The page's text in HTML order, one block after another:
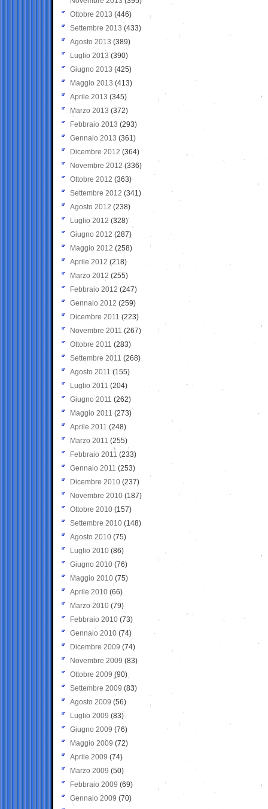
Ottobre 2013 (446)
Settembre 2013 (433)
Agosto 2013 (389)
Luglio 2013 (390)
Giugno 2013 (425)
Maggio 2013 (413)
Aprile 2013 (345)
Marzo 2013 (372)
Febbraio 2013 (293)
Gennaio 2013 (361)
Dicembre 2012 (364)
Novembre 2012 (336)
Ottobre 2012 (363)
Settembre 2012 (341)
Agosto 2012 (238)
Luglio 2012 (328)
Giugno 2012 (287)
Maggio 2012 (258)
Aprile 2012 (218)
Marzo 2012 (255)
Febbraio 2012 (247)
Gennaio 2012 (259)
Dicembre 2011 (223)
Novembre 2011 (267)
Ottobre 2011 (283)
Settembre 2011 (268)
Agosto 2011 (155)
Luglio 2011 (204)
Giugno 2011 (262)
Maggio 2011 (273)
Aprile 2011 (248)
Marzo 2011 (255)
Febbraio 2011 (233)
Gennaio 2011 (253)
Dicembre 2010 (237)
Novembre 2010 (187)
Ottobre 2010 (157)
Settembre 2010 (148)
Agosto 2010 (75)
Luglio 2010 (86)
Giugno 2010 (76)
Maggio 2010 (75)
Aprile 2010 (66)
Marzo 2010 (79)
Febbraio 2010 (73)
Gennaio 2010 (74)
Dicembre 2009 (74)
Novembre 2009 (83)
Ottobre 2009 (90)
Settembre 2009 (83)
Agosto 2009 (56)
Luglio 2009 (83)
Giugno 2009 (76)
Maggio 2009 (72)
Aprile 2009 (74)
Marzo 2009 (50)
Febbraio 2009 (69)
Gennaio 2009 (70)